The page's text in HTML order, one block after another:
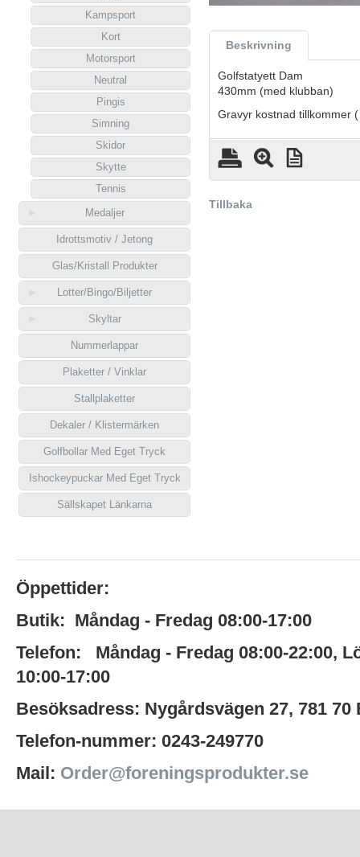
Kampsport
Kort
Motorsport
Neutral
Pingis
Simning
Skidor
Skytte
Tennis
Medaljer
Idrottsmotiv / Jetong
Glas/Kristall Produkter
Lotter/Bingo/Biljetter
Skyltar
Nummerlappar
Plaketter / Vinklar
Stallplaketter
Dekaler / Klistermärken
Golfbollar Med Eget Tryck
Ishockeypuckar Med Eget Tryck
Sällskapet Länkarna
Beskrivning
Golfstatyett Dam
430mm (med klubban)
Gravyr kostnad tillkommer
Tillbaka
Öppettider:
Butik: Måndag - Fredag 08:00-17:00
Telefon: Måndag - Fredag 08:00-22:00,
10:00-17:00
Besöksadress: Nygårdsvägen 27, 781 70
Telefon-nummer: 0243-249770
Mail: Order@foreningsprodukter.se